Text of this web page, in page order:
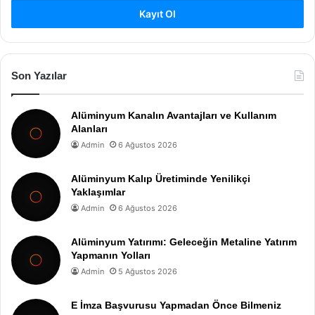
Kayıt Ol
Son Yazılar
Alüminyum Kanalın Avantajları ve Kullanım
Alanları
Admin 6 Ağustos 2026
Alüminyum Kalıp Üretiminde Yenilikçi
Yaklaşımlar
Admin 6 Ağustos 2026
Alüminyum Yatırımı: Geleceğin Metaline Yatırım
Yapmanın Yolları
Admin 5 Ağustos 2026
E İmza Başvurusu Yapmadan Önce Bilmeniz